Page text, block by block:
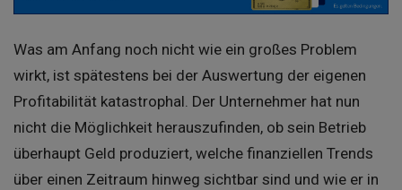
Was am Anfang noch nicht wie ein großes Problem
wirkt, ist spätestens bei der Auswertung der eigenen
Profitabilität katastrophal. Der Unternehmer hat nun
nicht die Möglichkeit herauszufinden, ob sein Betrieb
überhaupt Geld produziert, welche finanziellen Trends
über einen Zeitraum hinweg sichtbar sind und wie er in